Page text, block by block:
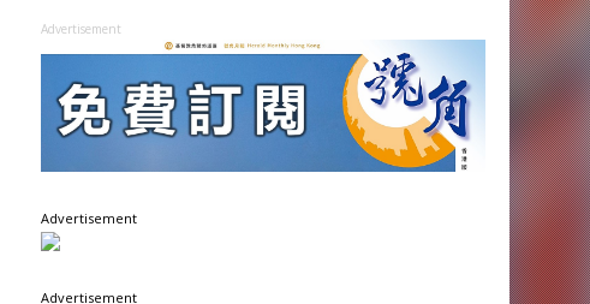
Advertisement
Advertisement
Advertisement